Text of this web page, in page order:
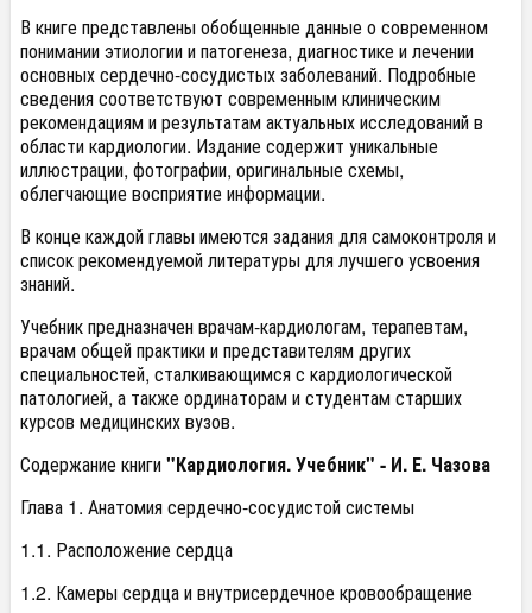
В книге представлены обобщенные данные о современном
понимании этиологии и патогенеза, диагностике и лечении
основных сердечно-сосудистых заболеваний. Подробные
сведения соответствуют современным клиническим
рекомендациям и результатам актуальных исследований в
области кардиологии. Издание содержит уникальные
иллюстрации, фотографии, оригинальные схемы,
облегчающие восприятие информации.
В конце каждой главы имеются задания для самоконтроля и
список рекомендуемой литературы для лучшего усвоения
знаний.
Учебник предназначен врачам-кардиологам, терапевтам,
врачам общей практики и представителям других
специальностей, сталкивающимся с кардиологической
патологией, а также ординаторам и студентам старших
курсов медицинских вузов.
Содержание книги"Кардиология. Учебник" - И. Е. Чазова
Глава 1. Анатомия сердечно-сосудистой системы
1.1. Расположение сердца
1.2. Камеры сердца и внутрисердечное кровообращение